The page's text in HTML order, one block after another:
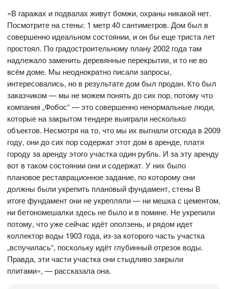
«В гаражах и подвалах живут бомжи, охраны никакой нет.
Посмотрите на стены: 1 метр 40 сантиметров. Дом был в
совершенно идеальном состоянии, и он бы еще триста лет
простоял. По градостроительному плану 2002 года там
надлежало заменить деревянные перекрытия, и то не во
всём доме. Мы неоднократно писали запросы,
интересовались, но в результате дом был продан. Кто был
заказчиком — мы не можем понять до сих пор, потому что
компания „Фобос“ — это совершенно ненормальные люди,
которые на закрытом тендере выиграли несколько
объектов. Несмотря на то, что мы их выгнали отсюда в 2009
году, они до сих пор содержат этот дом в аренде, платя
городу за аренду этого участка один рубль. И за эту аренду
вот в таком состоянии они и содержат. У них было
плановое реставрационное задание, по которому они
должны были укрепить плановый фундамент, стены В
итоге фундамент они не укрепляли — ни мешка с цементом,
ни бетономешалки здесь не было и в помине. Не укрепили
потому, что уже сейчас идёт оползень, и рядом идет
коллектор воды 1903 года, из-за которого часть участка
„вспучилась“, поскольку идёт глубинный отрезок воды.
Правда, эти части участка они стыдливо закрыли
плитами», — рассказала она.